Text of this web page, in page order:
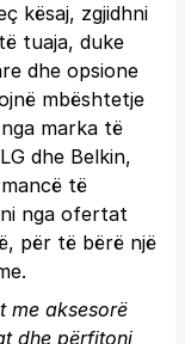
kësaj, zgjidhni
tuaja, duke
dhe opsione
mbështetje
marka të
dhe Belkin,
të
nga ofertat
për të bërë një
me aksesorë
dhe përfitoni